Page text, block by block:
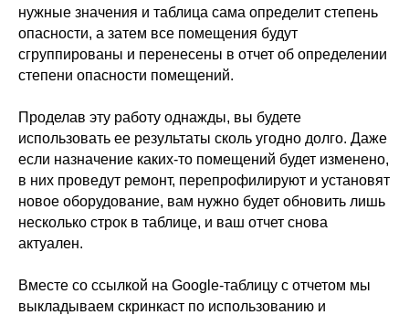
нужные значения и таблица сама определит степень
опасности, а затем все помещения будут
сгруппированы и перенесены в отчет об определении
степени опасности помещений.
Проделав эту работу однажды, вы будете
использовать ее результаты сколь угодно долго. Даже
если назначение каких-то помещений будет изменено,
в них проведут ремонт, перепрофилируют и установят
новое оборудование, вам нужно будет обновить лишь
несколько строк в таблице, и ваш отчет снова
актуален.
Вместе со ссылкой на Google-таблицу с отчетом мы
выкладываем скринкаст по использованию и